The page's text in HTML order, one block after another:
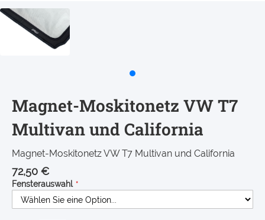
Magnet-Moskitonetz VW T7
Multivan und California
72,50 €
Fensterauswahl
Magnet-Moskitonetz VW T7 Multivan und California